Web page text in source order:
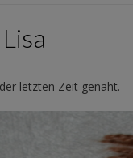
letzten Zeit genäht.